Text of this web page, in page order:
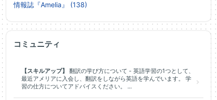
情報誌『Amelia』 (138)
コミュニティ
【スキルアップ】
翻訳の学び方について - 英語学習の1つとして、
最近アメリアに入会し、翻訳をしながら英語を学んでいます。 学
習の仕方についてアドバイスください。 ...